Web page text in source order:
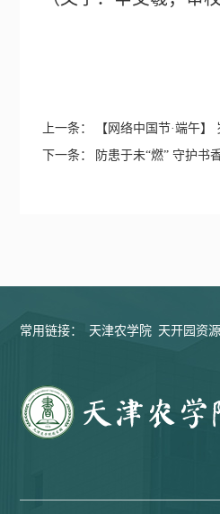
上一条：
【网络中国节·端午
下一条：
防患于未“燃” 守护书
常用链接： 天津农学院 天开园资